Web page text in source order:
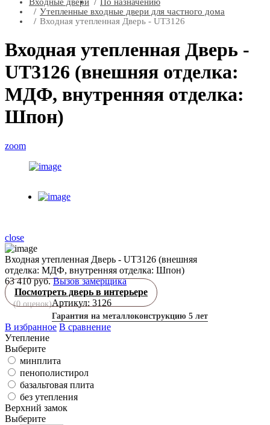
Утепленные входные двери для частного дома
Входная утепленная Дверь - UT3126
Входная утепленная Дверь -
UT3126 (внешняя отделка:
МДФ, внутренняя отделка:
Шпон)
zoom
close
Входная утепленная Дверь - UT3126 (внешняя
отделка: МДФ, внутренняя отделка: Шпон)
63 410 руб. Вызов замерщика
Посмотреть дверь в интерьере
(0оценок)Артикул: 3126
Гарантия на металлоконструкцию 5 лет
В избранное В сравнение
Утепление
Выберите
минплита
пенополистирол
базальтовая плита
без утепления
Верхний замок
Выберите